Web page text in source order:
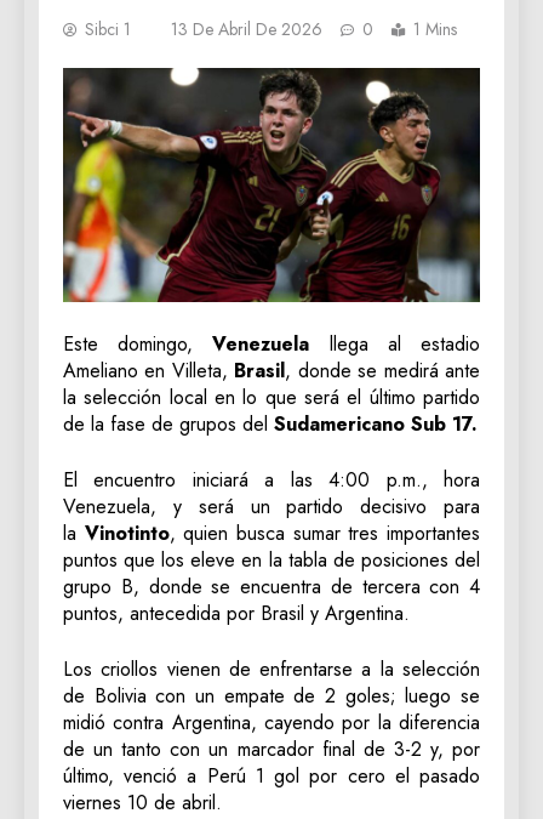
Sibci 1 13 De Abril De 2026 0 1 Mins
Este domingo,Venezuela llega al estadio
Ameliano en Villeta, Brasil, donde se medirá ante
la selección local en lo que será el último partido
de la fase de grupos del Sudamericano Sub 17.
El encuentro iniciará a las 4:00 p.m., hora
Venezuela, y será un partido decisivo para
la Vinotinto, quien busca sumar tres importantes
puntos que los eleve en la tabla de posiciones del
grupo B, donde se encuentra de tercera con 4
puntos, antecedida por Brasil y Argentina.
Los criollos vienen de enfrentarse a la selección
de Bolivia con un empate de 2 goles; luego se
midió contra Argentina, cayendo por la diferencia
de un tanto con un marcador final de 3-2 y, por
último, venció a Perú 1 gol por cero el pasado
viernes 10 de abril.